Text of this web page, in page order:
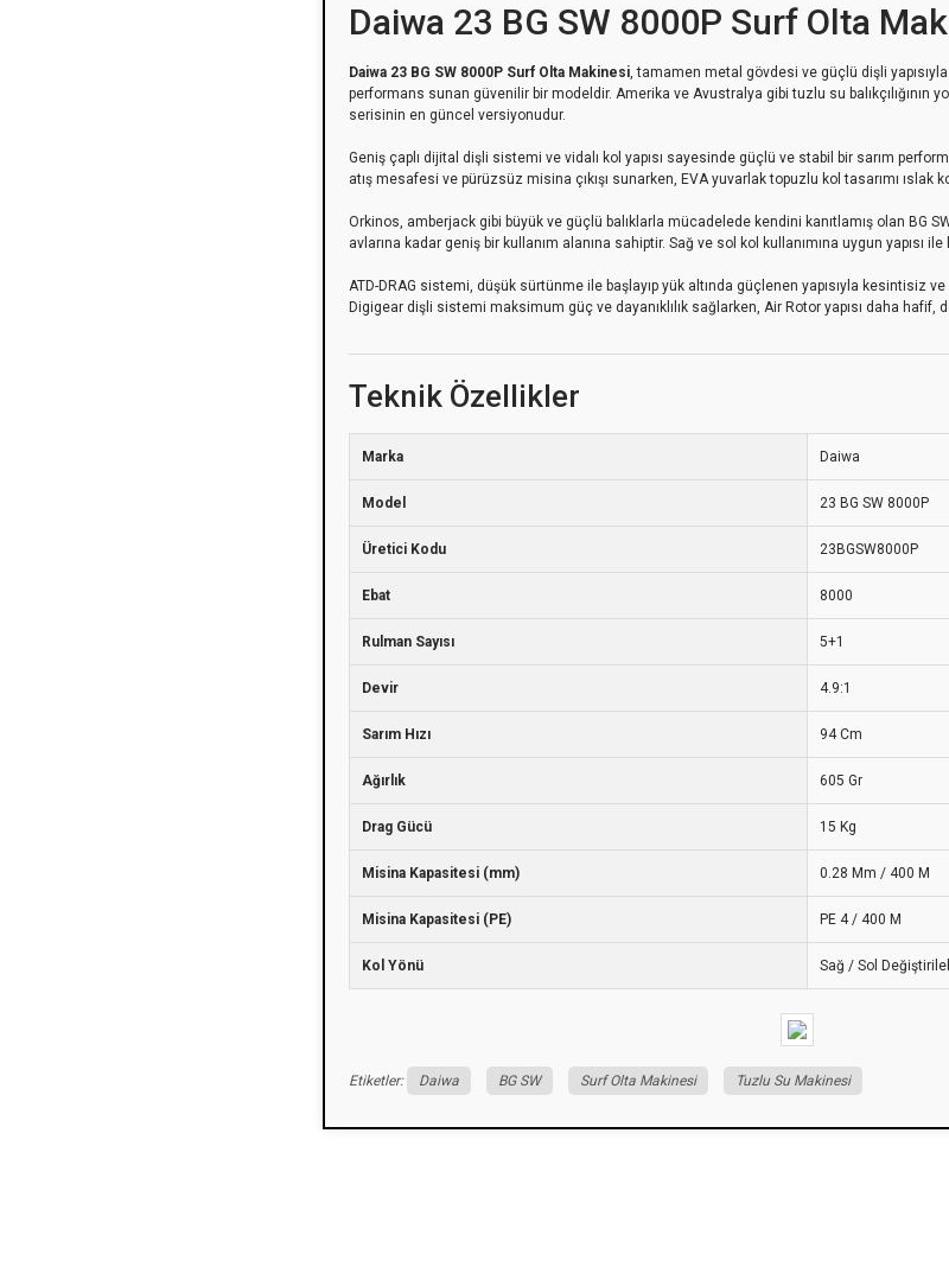
Daiwa 23 BG SW 8000P Surf Olta
Daiwa 23 BG SW 8000P Surf Olta Makinesi, tamamen metal gövdesi ve güçlü dişli yapısıyla
performans sunan güvenilir bir modeldir. Amerika ve Avustralya gibi tuzlu su balıkçılığının
serisinin en güncel versiyonudur.
Geniş çaplı dijital dişli sistemi ve vidalı kol yapısı sayesinde güçlü ve stabil bir sarım
atış mesafesi ve pürüzsüz misina çıkışı sunarken, EVA yuvarlak topuzlu kol tasarımı
Orkinos, amberjack gibi büyük ve güçlü balıklarla mücadelede kendini kanıtlamış olan BG
avlarına kadar geniş bir kullanım alanına sahiptir. Sağ ve sol kol kullanımına uygun yapısı
ATD-DRAG sistemi, düşük sürtünme ile başlayıp yük altında güçlenen yapısıyla kesintisiz
Digigear dişli sistemi maksimum güç ve dayanıklılık sağlarken, Air Rotor yapısı daha hafif,
Teknik Özellikler
Marka Daiwa
Model 23 BG SW 8000P
Üretici Kodu 23BGSW8000P
Ebat 8000
Rulman Sayısı 5+1
Devir 4.9:1
Sarım Hızı 94 Cm
Ağırlık 605 Gr
Drag Gücü 15 Kg
Misina Kapasitesi (mm) 0.28 Mm / 400 M
Misina Kapasitesi (PE) PE 4 / 400 M
Kol Yönü Sağ / Sol
Etiketler: Daiwa BG SW Surf Olta Makinesi Tuzlu Su Makinesi